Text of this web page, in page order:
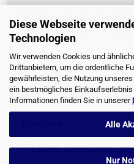
Diese Webseite
Technologien
Wir verwenden Cookies und
Drittanbietern, um die ordentliche
gewährleisten, die Nutzung
ein bestmögliches
Informationen finden Sie in unserer
Alle
Nur
DHL (deutschlandweit kostenlos)
DPD (deutschlandweit
UPS
andere Länder
>> Versandkosten anzeigen